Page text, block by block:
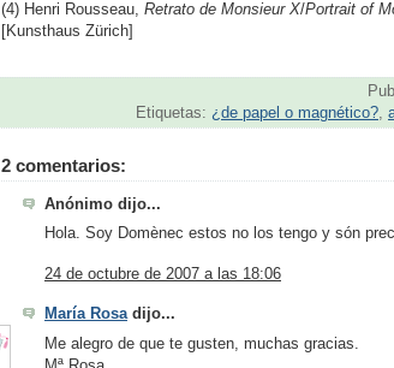
(4) Henri Rousseau, Retrato de Monsieur X/Portrait of
[Kunsthaus Zürich]
Etiquetas: ¿de papel o magnético?
2 comentarios:
Anónimo dijo...
Hola. Soy Domènec estos no los tengo y són
24 de octubre de 2007 a las 18:06
María Rosadijo...
Me alegro de que te gusten, muchas gracias.